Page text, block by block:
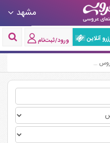
مشهد
آنلاین ورود/ثبت‌نام